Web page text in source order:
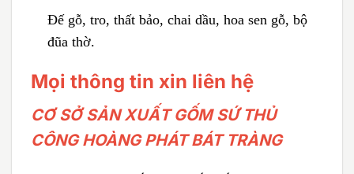
Đế gỗ, tro, thất bảo, chai dầu, hoa sen gỗ, bộ
đũa thờ.
Mọi thông tin xin liên hệ
CƠ SỞ SẢN XUẤT GỐM SỨ THỦ
CÔNG HOÀNG PHÁT BÁT TRÀNG